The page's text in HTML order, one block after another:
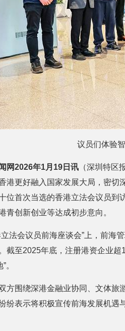
议员们体验
网2026年1月19日讯（深圳特区
港更好融入国家发展大局，密切
位首次当选的香港立法会议员到
青创新创业等达成初步意向。
立法会议员前海座谈会”上，前海
截至2025年底，注册港资企业
。
方围绕深港金融业协同、文体旅
纷表示将积极宣传前海发展机遇